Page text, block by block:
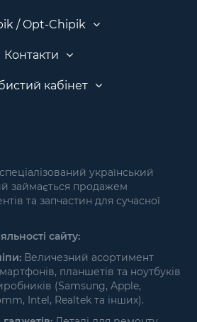
/ Opt-Chipik
Контакти
кабінет
український
займається продажем
та запчастин для сучасної
сайту:
Величезний асортимент
планшетів та ноутбуків
(Samsung, Apple,
Intel, Realtek та інших).